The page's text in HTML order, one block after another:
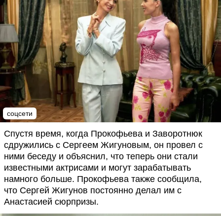
соцсети
Спустя время, когда Прокофьева и Заворотнюк
сдружились с Сергеем Жигуновым, он провел с
ними беседу и объяснил, что теперь они стали
известными актрисами и могут зарабатывать
намного больше. Прокофьева также сообщила,
что Сергей Жигунов постоянно делал им с
Анастасией сюрпризы.